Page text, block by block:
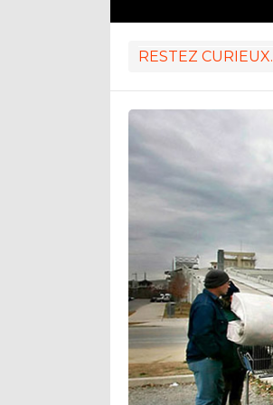
RESTEZ CURIEUX.